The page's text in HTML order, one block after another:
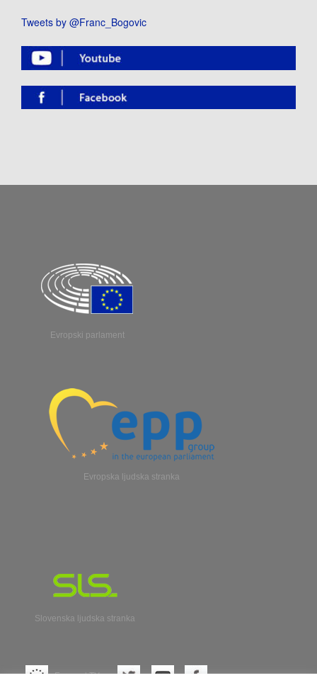
Tweets by @Franc_Bogovic
Evropski parlament
Evropska ljudska stranka
Slovenska ljudska stranka
Evroparl TV